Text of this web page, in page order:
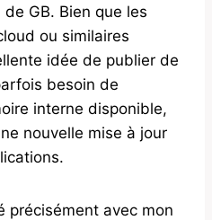
GB. Bien que les
ou similaires
idée de publier de
besoin de
interne disponible,
nouvelle mise à jour
précisément avec mon